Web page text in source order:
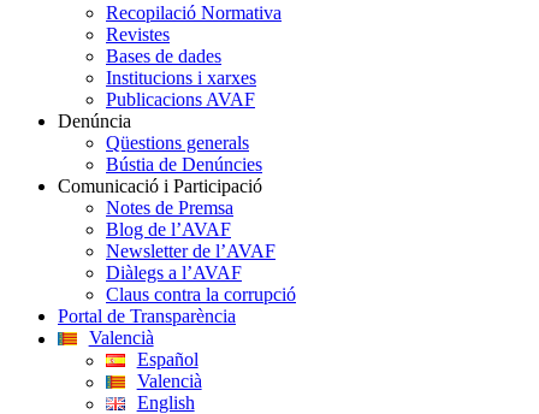
Recopilació Normativa
Revistes
Bases de dades
Institucions i xarxes
Publicacions AVAF
Denúncia
Qüestions generals
Bústia de Denúncies
Comunicació i Participació
Notes de Premsa
Blog de l’AVAF
Newsletter de l’AVAF
Diàlegs a l’AVAF
Claus contra la corrupció
Portal de Transparència
Valencià
Español
Valencià
English